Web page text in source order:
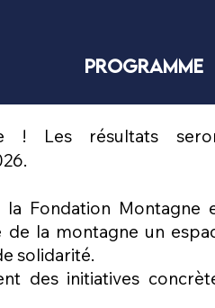
Programme
! Les résultats
Fondation Montagne
de la montagne un
solidarité.
des initiatives